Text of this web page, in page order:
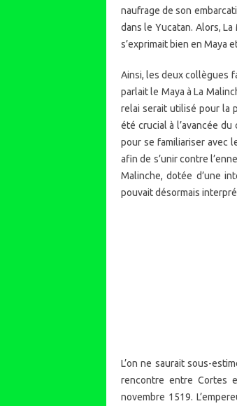
naufrage de son
dans le Yucatan. Alors,
s’exprimait bien en Maya
Ainsi, les deux collègues
parlait le Maya à La
relai serait utilisé pour la
été crucial à l’avancée
pour se familiariser avec
afin de s’unir contre
Malinche, dotée d’une
pouvait désormais
L’on ne saurait sous-
rencontre entre Cortes
novembre 1519.